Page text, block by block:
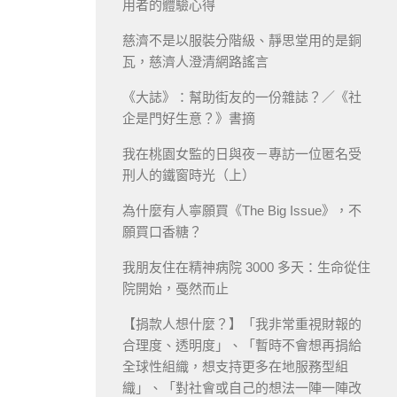
用者的體驗心得
慈濟不是以服裝分階級、靜思堂用的是銅
瓦，慈濟人澄清網路謠言
《大誌》：幫助街友的一份雜誌？／《社
企是門好生意？》書摘
我在桃園女監的日與夜－專訪一位匿名受
刑人的鐵窗時光（上）
為什麼有人寧願買《The Big Issue》，不
願買口香糖？
我朋友住在精神病院 3000 多天：生命從住
院開始，戞然而止
【捐款人想什麼？】「我非常重視財報的
合理度、透明度」、「暫時不會想再捐給
全球性組織，想支持更多在地服務型組
織」、「對社會或自己的想法一陣一陣改